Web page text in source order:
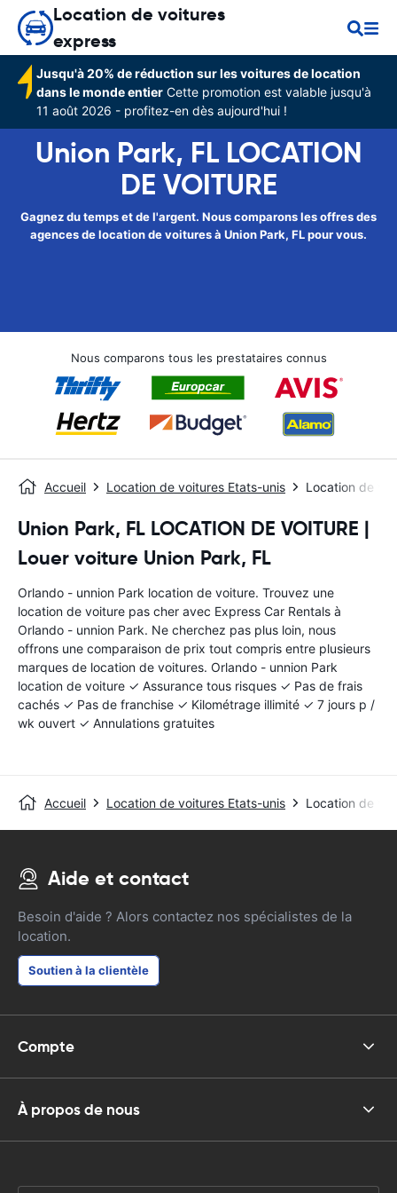
Location de voitures
express
Jusqu'à 20% de réduction sur les voitures de location
dans le monde entier Cette promotion est valable jusqu'à
11 août 2026 - profitez-en dès aujourd'hui !
Union Park, FL LOCATION
DE VOITURE
Gagnez du temps et de l'argent. Nous comparons les offres des
agences de location de voitures à Union Park, FL pour vous.
Nous comparons tous les prestataires connus
Accueil Location de voitures Etats-unis Location de
Union Park, FL LOCATION DE VOITURE |
Louer voiture Union Park, FL
Orlando - unnion Park location de voiture. Trouvez une
location de voiture pas cher avec Express Car Rentals à
Orlando - unnion Park. Ne cherchez pas plus loin, nous
offrons une comparaison de prix tout compris entre plusieurs
marques de location de voitures. Orlando - unnion Park
location de voiture ✓ Assurance tous risques ✓ Pas de frais
cachés ✓ Pas de franchise ✓ Kilométrage illimité ✓ 7 jours p /
wk ouvert ✓ Annulations gratuites
Accueil Location de voitures Etats-unis Location de
Aide et contact
Besoin d'aide ? Alors contactez nos spécialistes de la
location.
Soutien à la clientèle
Compte
À propos de nous